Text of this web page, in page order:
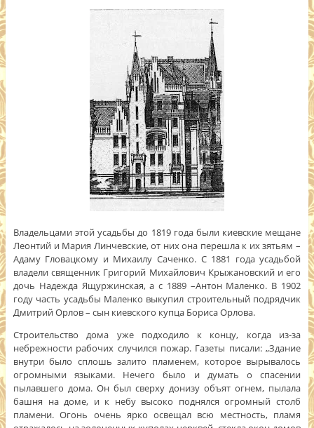
Владельцами этой усадьбы до 1819 года были киевские мещане
Леонтий и Мария Линчевские, от них она перешла к их зятьям –
Адаму Гловацкому и Михаилу Саченко. С 1881 года усадьбой
владели священник Григорий Михайлович Крыжановский и его
дочь Надежда Ящуржинская, а с 1889 –Антон Маленко. В 1902
году часть усадьбы Маленко выкупил строительный подрядчик
Дмитрий Орлов – сын киевского купца Бориса Орлова.
Строительство дома уже подходило к концу, когда из-за
небрежности рабочих случился пожар. Газеты писали: „Здание
внутри было сплошь залито пламенем, которое вырывалось
огромными языками. Нечего было и думать о спасении
пылавшего дома. Он был сверху донизу объят огнем, пылала
башня на доме, и к небу высоко поднялся огромный столб
пламени. Огонь очень ярко освещал всю местность, пламя